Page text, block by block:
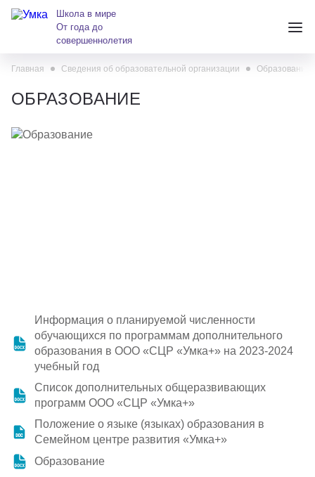
Школа в мире
От года до
совершеннолетия
Партнерам
Проекты
Контакты
Главная Сведения об образовательной организации Образование
ОБРАЗОВАНИЕ
Информация о планируемой численности
обучающихся по программам дополнительного
образования в ООО «СЦР «Умка+» на 2023-2024
учебный год
Список дополнительных общеразвивающих
программ ООО «СЦР «Умка+»
Положение о языке (языках) образования в
Семейном центре развития «Умка+»
Образование